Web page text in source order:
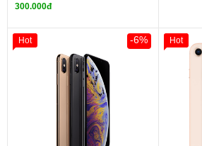
300.000đ
-6%
Hot Hot